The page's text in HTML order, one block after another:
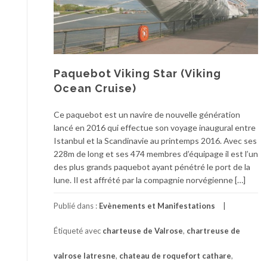
Paquebot Viking Star (Viking
Ocean Cruise)
Ce paquebot est un navire de nouvelle génération
lancé en 2016 qui effectue son voyage inaugural entre
Istanbul et la Scandinavie au printemps 2016. Avec ses
228m de long et ses 474 membres d’équipage il est l’un
des plus grands paquebot ayant pénétré le port de la
lune. Il est affrété par la compagnie norvégienne […]
Publié dans : Evènements et Manifestations
Étiqueté avec charteuse de Valrose, chartreuse de
valrose latresne, chateau de roquefort cathare,